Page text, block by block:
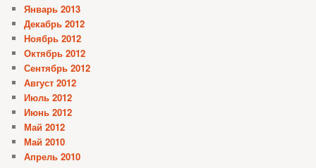
Январь 2013
Декабрь 2012
Ноябрь 2012
Октябрь 2012
Сентябрь 2012
Август 2012
Июль 2012
Июнь 2012
Май 2012
Май 2010
Апрель 2010